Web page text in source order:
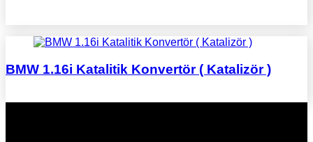
BMW 1.16i Katalitik Konvertör ( Katalizör )